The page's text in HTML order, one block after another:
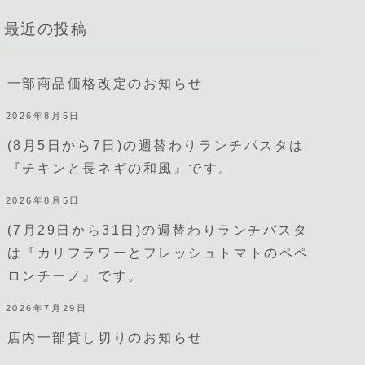
最近の投稿
一部商品価格改定のお知らせ
2026年8月5日
(8月5日から7日)の週替わりランチパスタは
『チキンと長ネギの和風』です。
2026年8月5日
(7月29日から31日)の週替わりランチパスタ
は『カリフラワーとフレッシュトマトのペペ
ロンチーノ』です。
2026年7月29日
店内一部貸し切りのお知らせ